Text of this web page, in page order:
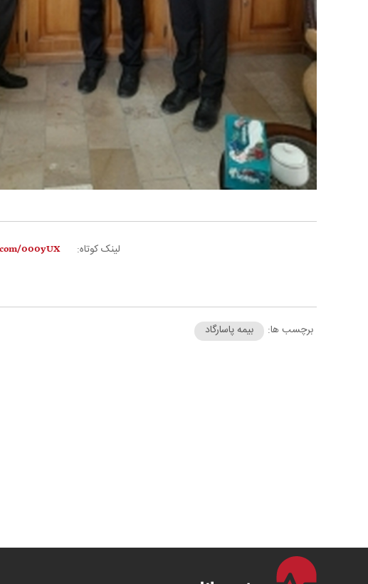
لینک کوتاه:
برچسب ها: بیمه پاسارگاد